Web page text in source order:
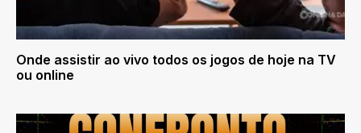
Onde assistir ao vivo todos os jogos de hoje na TV
ou online